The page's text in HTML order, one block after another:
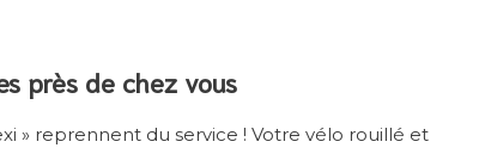
près de chez vous
» reprennent du service ! Votre vélo rouillé et